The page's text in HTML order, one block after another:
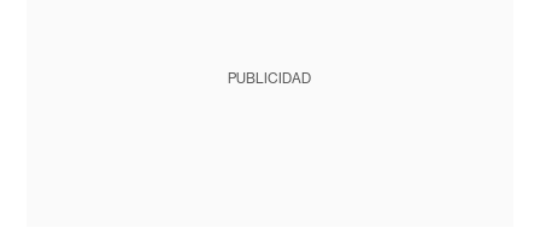
PUBLICIDAD